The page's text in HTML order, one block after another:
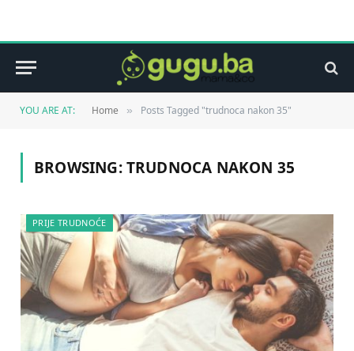
YOU ARE AT: Home » Posts Tagged "trudnoca nakon 35"
BROWSING:TRUDNOCA NAKON 35
PRIJE TRUDNOĆE